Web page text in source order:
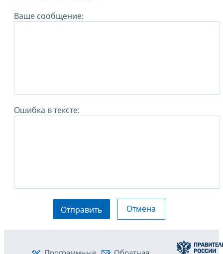
Ваше сообщение:
Ошибка в тексте:
Отправить Отмена